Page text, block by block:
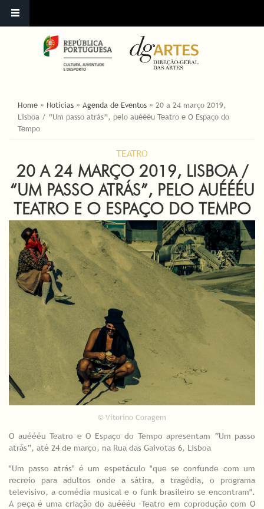
YOU ARE HERE
Home » Noticias » Agenda de Eventos » 20 a 24 março 2019,
Lisboa / “Um passo atrás”, pelo auéééu Teatro e O Espaço do
Tempo
TEATRO
20 A 24 MARÇO 2019, LISBOA /
“UM PASSO ATRÁS”, PELO AUÉÉÉU
TEATRO E O ESPAÇO DO TEMPO
© Vitorino Coragem
O auéééu Teatro e O Espaço do Tempo apresentam “Um passo
atrás”, até 24 de março, na Rua das Gaivotas 6, Lisboa
"Um passo atrás" é um espetáculo "que se confunde com um
recreio para adultos onde a sátira, a tragédia, o programa
televisivo, a comédia musical e o funk brasileiro se encontram".
A peça é uma criação do auéééu –Teatro em coprodução com O